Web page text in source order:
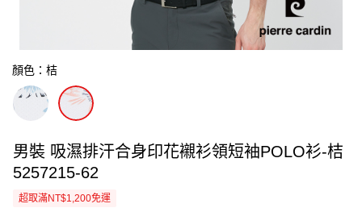
顏色：桔
男裝 吸濕排汗合身印花襯衫領短袖POLO衫-桔
5257215-62
超取滿NT$1,200免運